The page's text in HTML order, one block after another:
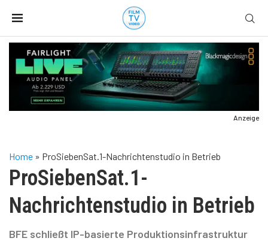
Anzeige
Home » ProSiebenSat.1-Nachrichtenstudio in Betrieb
ProSiebenSat.1-
Nachrichtenstudio in Betrieb
BFE schließt IP-basierte Produktionsinfrastruktur